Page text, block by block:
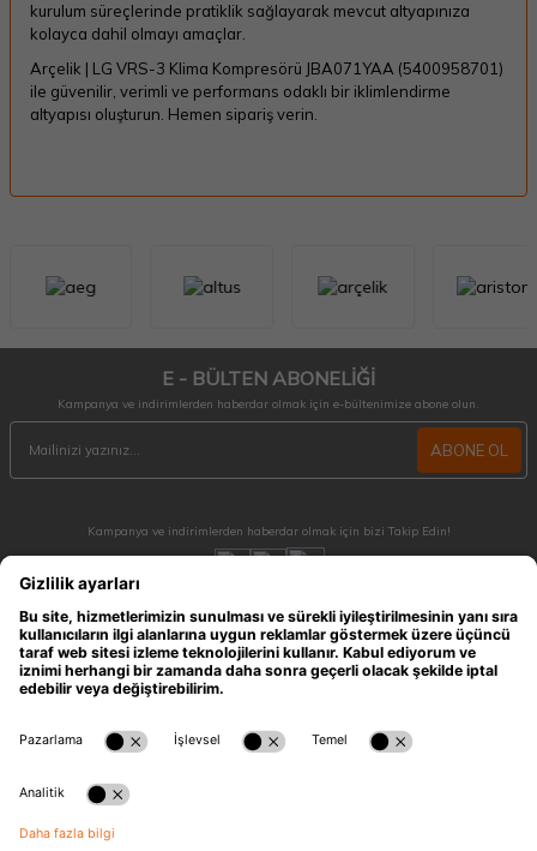
kurulum süreçlerinde pratiklik sağlayarak mevcut altyapınıza
kolayca dahil olmayı amaçlar.
Arçelik | LG VRS-3 Klima Kompresörü JBA071YAA (5400958701)
ile güvenilir, verimli ve performans odaklı bir iklimlendirme
altyapısı oluşturun. Hemen sipariş verin.
E - BÜLTEN ABONELİĞİ
Kampanya ve indirimlerden haberdar olmak için e-bültenimize abone olun.
ABONE OL
Kampanya ve indirimlerden haberdar olmak için bizi Takip Edin!
MÜŞTERİ HİZMETLERİ
Hafta içi 09:30 - 18:30 / Hafta sonu 10:00 - 17:00 arası merak ettiğiniz tüm sorular ve
siparişleriniz için ulaşabilirsiniz.
ÖNEMLİ BİLGİLER
HIZLI ERİŞİM